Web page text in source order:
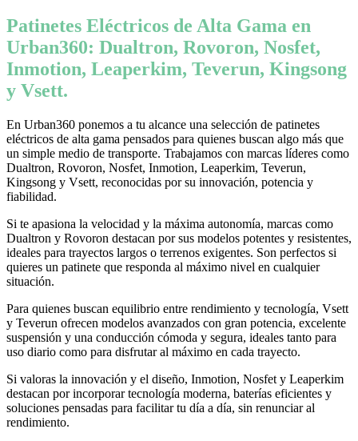
Patinetes Eléctricos de Alta Gama en
Urban360: Dualtron, Rovoron, Nosfet,
Inmotion, Leaperkim, Teverun, Kingsong
y Vsett.
En Urban360 ponemos a tu alcance una selección de patinetes
eléctricos de alta gama pensados para quienes buscan algo más que
un simple medio de transporte. Trabajamos con marcas líderes como
Dualtron, Rovoron, Nosfet, Inmotion, Leaperkim, Teverun,
Kingsong y Vsett, reconocidas por su innovación, potencia y
fiabilidad.
Si te apasiona la velocidad y la máxima autonomía, marcas como
Dualtron y Rovoron destacan por sus modelos potentes y resistentes,
ideales para trayectos largos o terrenos exigentes. Son perfectos si
quieres un patinete que responda al máximo nivel en cualquier
situación.
Para quienes buscan equilibrio entre rendimiento y tecnología, Vsett
y Teverun ofrecen modelos avanzados con gran potencia, excelente
suspensión y una conducción cómoda y segura, ideales tanto para
uso diario como para disfrutar al máximo en cada trayecto.
Si valoras la innovación y el diseño, Inmotion, Nosfet y Leaperkim
destacan por incorporar tecnología moderna, baterías eficientes y
soluciones pensadas para facilitar tu día a día, sin renunciar al
rendimiento.